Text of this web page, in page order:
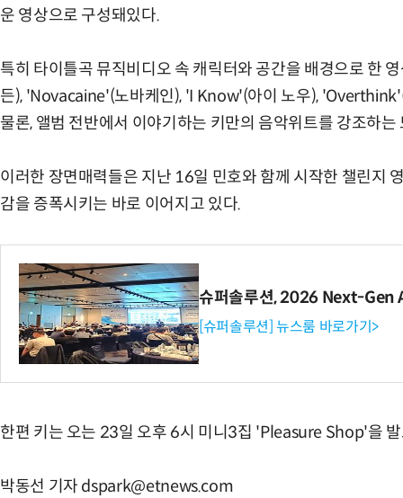
운 영상으로 구성돼있다.
특히 타이틀곡 뮤직비디오 속 캐릭터와 공간을 배경으로 한
든), 'Novacaine'(노바케인), 'I Know'(아이 노우),
물론, 앨범 전반에서 이야기하는 키만의 음악위트를 강조하는
이러한 장면매력들은 지난 16일 민호와 함께 시작한 챌린지
감을 증폭시키는 바로 이어지고 있다.
슈퍼솔루션, 2026 Next-
[슈퍼솔루션] 뉴스룸 바로가기>
한편 키는 오는 23일 오후 6시 미니3집 'Pleasure Shop'을
박동선 기자 dspark@etnews.com